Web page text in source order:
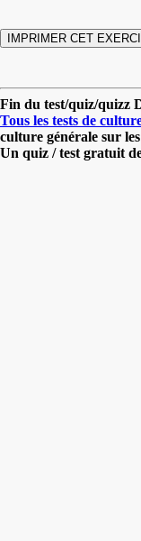
Fin du test/quiz/quizz
Tous les tests de
culture générale sur
Un quiz / test gratuit